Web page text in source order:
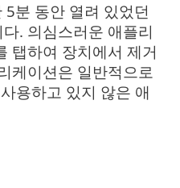
분 동안 열려 있었던
. 의심스러운 애플리
탭하여 장치에서 제거
케이션은 일반적으로
용하고 있지 않은 애